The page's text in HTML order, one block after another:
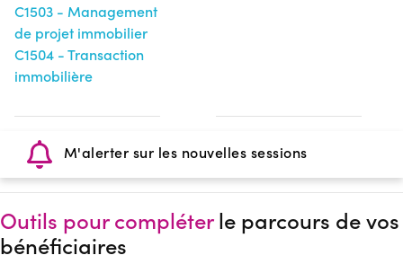
C1503 - Management
de projet immobilier
C1504 - Transaction
immobilière
M'alerter sur les nouvelles sessions
Outils pour compléterle parcours de vos
bénéficiaires